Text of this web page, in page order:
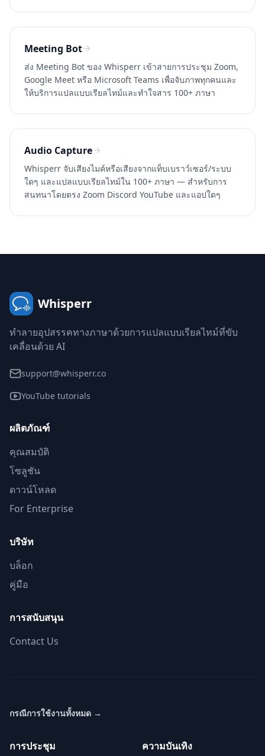
Meeting Bot
ส่ง Meeting Bot ของ Whisperr เข้าสายการประชุม Zoom,
Google Meet หรือ Microsoft Teams เพื่อจับภาพทุกคนและ
ให้บริการแปลแบบเรียลไทม์และทำใจสาร 100+ ภาษา
Audio Capture
Whisperr จับเสียงไมค์หรือเสียงจากแท็บเบราว์เซอร์/ระบบ
ใดๆ และแปลแบบเรียลไทม์ใน 100+ ภาษา — สำหรับการ
สนทนาโดยตรง Zoom Discord YouTube และแอปใดๆ
Whisperr
ทำลายอุปสรรคทางภาษาด้วยการแปลแบบเรียลไทม์ที่ขับ
เคลื่อนด้วย AI
support@whisperr.co
YouTube tutorials
ผลิตภัณฑ์
คุณสมบัติ
โซลูชัน
ดาวน์โหลด
For Enterprise
บริษัท
บล็อก
คู่มือ
การสนับสนุน
Contact Us
กรณีการใช้งานทั้งหมด →
การประชุม ความบันเทิง